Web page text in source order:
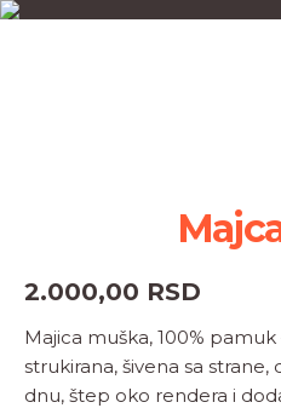
2.000,00 RSD
Majica muška, 100%
strukirana, šivena sa
dnu, štep oko rendera i